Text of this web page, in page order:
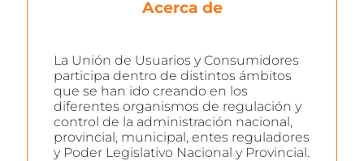
Acerca de
La Unión de Usuarios y Consumidores
participa dentro de distintos ámbitos
que se han ido creando en los
diferentes organismos de regulación y
control de la administración nacional,
provincial, municipal, entes reguladores
y Poder Legislativo Nacional y Provincial.